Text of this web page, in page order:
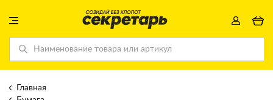
Главная